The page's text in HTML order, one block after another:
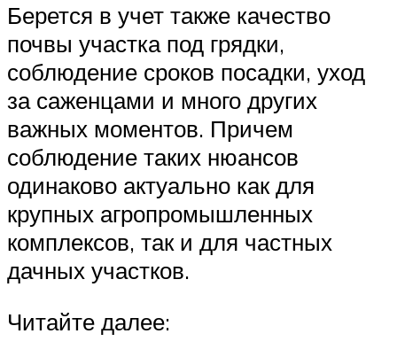
Берется в учет также качество
почвы участка под грядки,
соблюдение сроков посадки, уход
за саженцами и много других
важных моментов. Причем
соблюдение таких нюансов
одинаково актуально как для
крупных агропромышленных
комплексов, так и для частных
дачных участков.
Читайте далее: